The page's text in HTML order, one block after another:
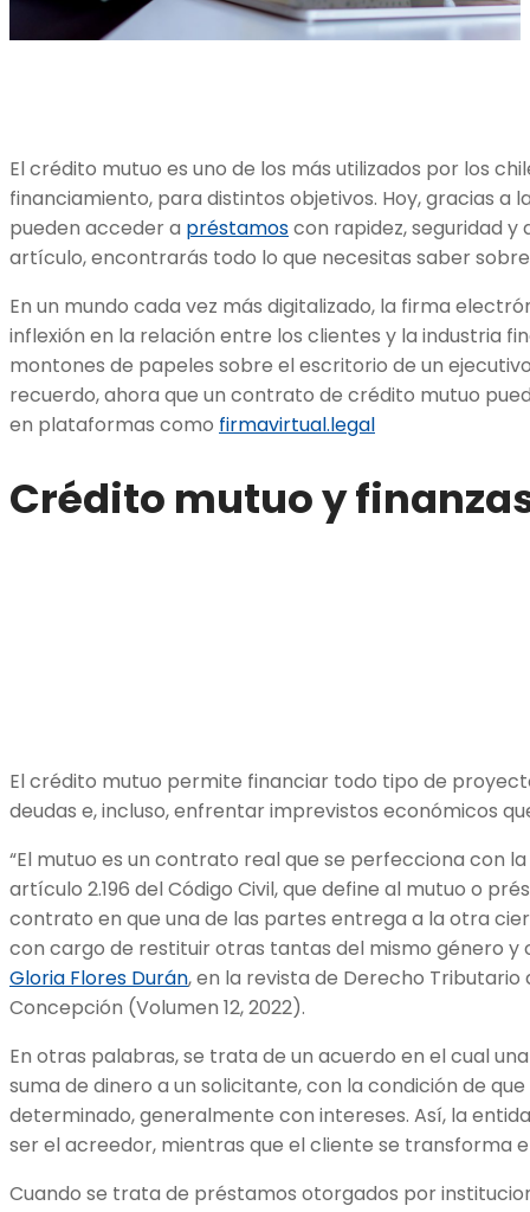
El crédito mutuo es uno de los más utilizados por los
financiamiento, para distintos objetivos. Hoy, gracias a
pueden acceder a préstamoscon rapidez, seguridad y
artículo, encontrarás todo lo que necesitas saber
En un mundo cada vez más digitalizado, la firma
inflexión en la relación entre los clientes y la industria
montones de papeles sobre el escritorio de un
recuerdo, ahora que un contrato de crédito mutuo
en plataformas como firmavirtual.legal
Crédito mutuo y
El crédito mutuo permite financiar todo tipo de
deudas e, incluso, enfrentar imprevistos económicos
“El mutuo es un contrato real que se perfecciona con
artículo 2.196 del Código Civil, que define al mutuo o
contrato en que una de las partes entrega a la otra
con cargo de restituir otras tantas del mismo género y
Gloria Flores Durán, en la revista de Derecho Tributario
Concepción (Volumen 12, 2022).
En otras palabras, se trata de un acuerdo en el cual
suma de dinero a un solicitante, con la condición de
determinado, generalmente con intereses. Así, la
ser el acreedor, mientras que el cliente se transforma
Cuando se trata de préstamos otorgados por